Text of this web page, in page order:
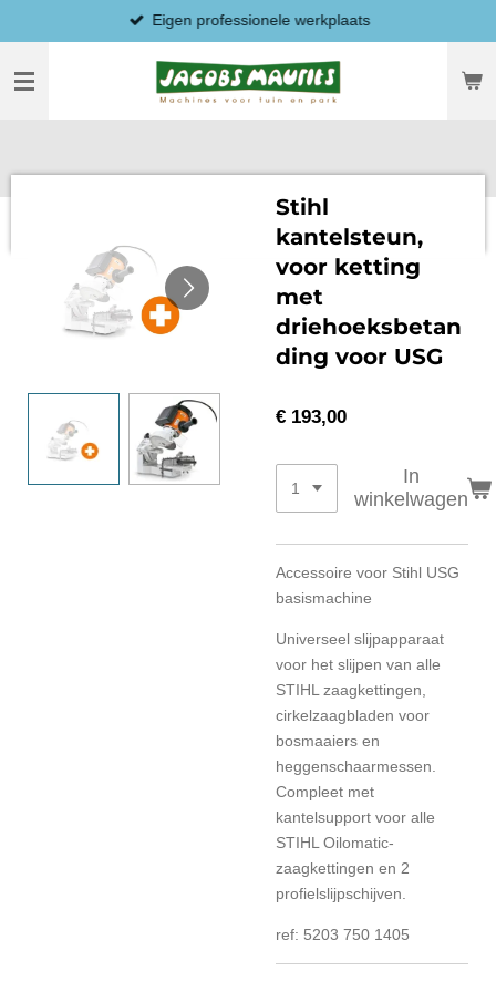
direct
naar
hoofdinhoud
Eigen professionele werkplaats
Stihl
kantelsteun,
voor ketting
met
driehoeksbetan
ding voor USG
€ 193,00
In
winkelwagen
Accessoire voor Stihl USG
basismachine
Universeel slijpapparaat
voor het slijpen van alle
STIHL zaagkettingen,
cirkelzaagbladen voor
bosmaaiers en
heggenschaarmessen.
Compleet met
kantelsupport voor alle
STIHL Oilomatic-
zaagkettingen en 2
profielslijpschijven.
ref: 5203 750 1405